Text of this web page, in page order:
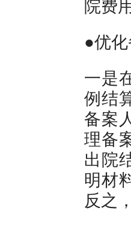
院费
●优
一是
例结
备案
理备
出院
明材
反之